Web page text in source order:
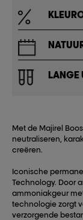
LANGE
Met de Majirel
neutraliseren,
creëren.
Iconische
Technology. Door
ammoniakgeur
technologie zorgt
verzorgende